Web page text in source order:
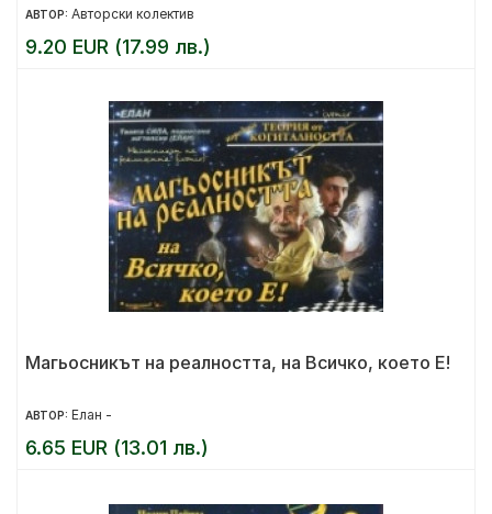
АВТОР: Авторски колектив
9.20 EUR (17.99 лв.)
Магьосникът на реалността, на Всичко, което Е!
АВТОР: Елан -
6.65 EUR (13.01 лв.)